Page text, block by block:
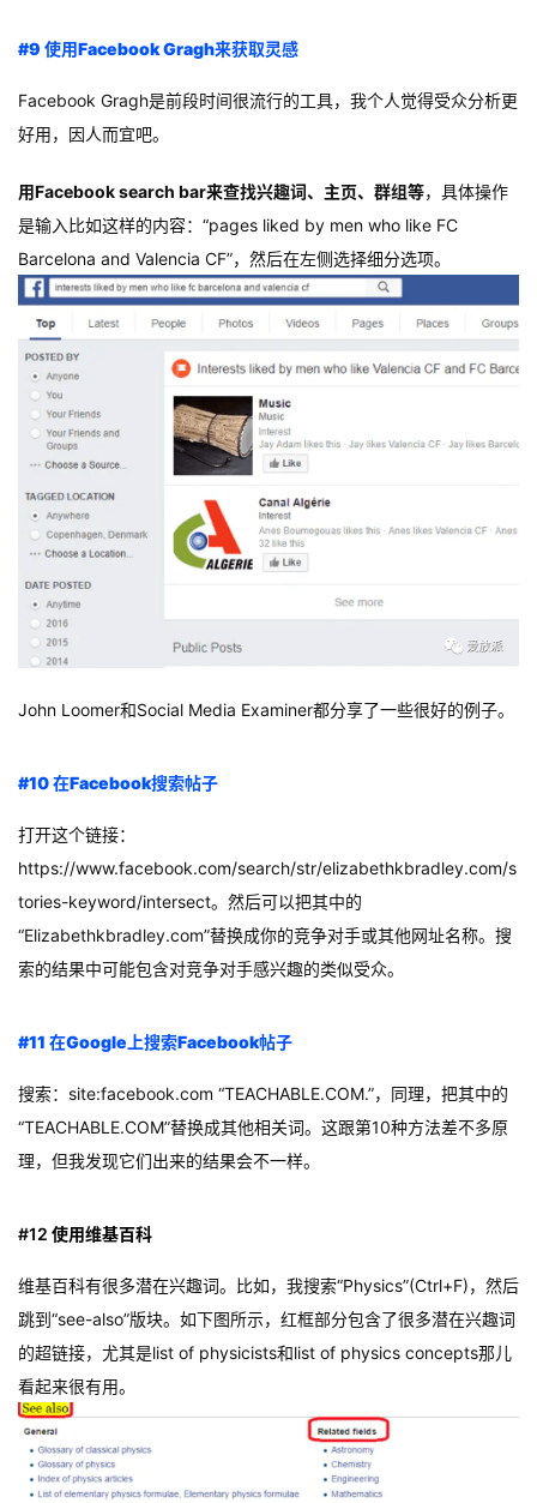
#9 使用Facebook Gragh来获取灵感
Facebook Gragh是前段时间很流行的工具，我个人觉得受众分析更
好用，因人而宜吧。
用Facebook search bar来查找兴趣词、主页、群组等，具体操作
是输入比如这样的内容：“pages liked by men who like FC
Barcelona and Valencia CF”，然后在左侧选择细分选项。
John Loomer和Social Media Examiner都分享了一些很好的例子。
#10 在Facebook搜索帖子
打开这个链接：
https://www.facebook.com/search/str/elizabethkbradley.com/s
tories-keyword/intersect。然后可以把其中的
“Elizabethkbradley.com”替换成你的竞争对手或其他网址名称。搜
索的结果中可能包含对竞争对手感兴趣的类似受众。
#11 在Google上搜索Facebook帖子
搜索：site:facebook.com “TEACHABLE.COM.”，同理，把其中的
“TEACHABLE.COM”替换成其他相关词。这跟第10种方法差不多原
理，但我发现它们出来的结果会不一样。
#12 使用维基百科
维基百科有很多潜在兴趣词。比如，我搜索“Physics”(Ctrl+F)，然后
跳到“see-also”版块。如下图所示，红框部分包含了很多潜在兴趣词
的超链接，尤其是list of physicists和list of physics concepts那儿
看起来很有用。